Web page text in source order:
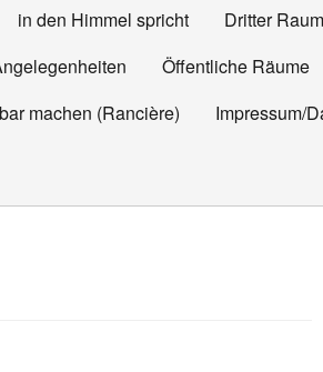
in den Himmel spricht Dritter Raum
Öffentliche Räume
machen (Rancière) Impressum/